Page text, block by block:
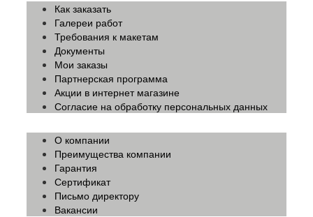
Как заказать
Галереи работ
Требования к макетам
Документы
Мои заказы
Партнерская программа
Акции в интернет магазине
Согласие на обработку персональных данных
О компании
Преимущества компании
Гарантия
Сертификат
Письмо директору
Вакансии